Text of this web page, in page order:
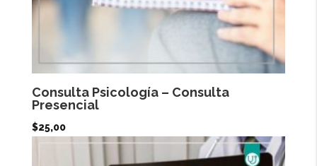
Consulta Psicología – Consulta
Presencial
$25,00